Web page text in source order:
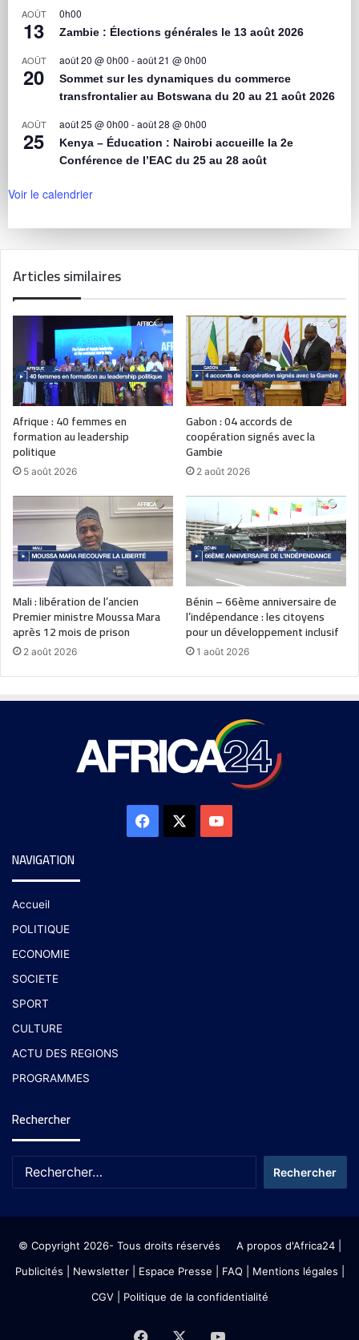
AOÛT
13
0h00
Zambie : Élections générales le 13 août 2026
AOÛT
20
août 20 @ 0h00 -août 21 @ 0h00
Sommet sur les dynamiques du commerce
transfrontalier au Botswana du 20 au 21 août 2026
AOÛT
25
août 25 @ 0h00 -août 28 @ 0h00
Kenya – Éducation : Nairobi accueille la 2e
Conférence de l’EAC du 25 au 28 août
Voir le calendrier
Articles similaires
Afrique : 40 femmes en
formation au leadership
politique
5 août 2026
Gabon : 04 accords de
coopération signés avec la
Gambie
2 août 2026
Mali : libération de l’ancien
Premier ministre Moussa Mara
après 12 mois de prison
2 août 2026
Bénin – 66ème anniversaire de
l’indépendance : les citoyens
pour un développement inclusif
1 août 2026
NAVIGATION
Accueil
POLITIQUE
ECONOMIE
SOCIETE
SPORT
CULTURE
ACTU DES REGIONS
PROGRAMMES
Rechercher
© Copyright 2026- Tous droits réservés A propos d'Africa24|
Publicités
Newsletter| Espace Presse | FAQ | Mentions légales
CGV| Politique de la confidentialité